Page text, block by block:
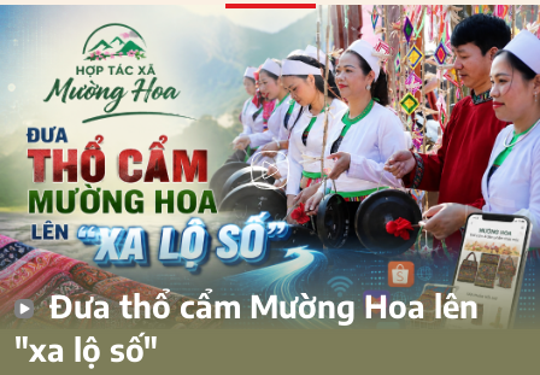
Đưa thổ cẩm Mường Hoa lên
"xa lộ số"